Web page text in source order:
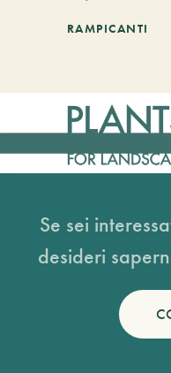
RAMPICANTI
Se sei
desideri